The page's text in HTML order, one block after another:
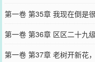
第一卷 第35章 我现在倒是
第一卷 第36章 区区二十九
第一卷 第37章 老树开新花